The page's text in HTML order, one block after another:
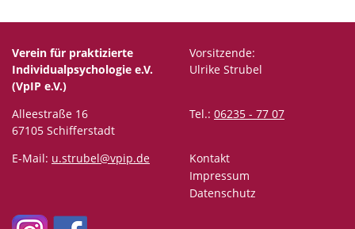
Verein für praktizierte
Individualpsychologie e.V.
(VpIP e.V.)
Vorsitzende:
Ulrike Strubel
Alleestraße 16
67105 Schifferstadt
Tel.: 06235 - 77 07
E-Mail: u.strubel@vpip.de
Kontakt
Impressum
Datenschutz